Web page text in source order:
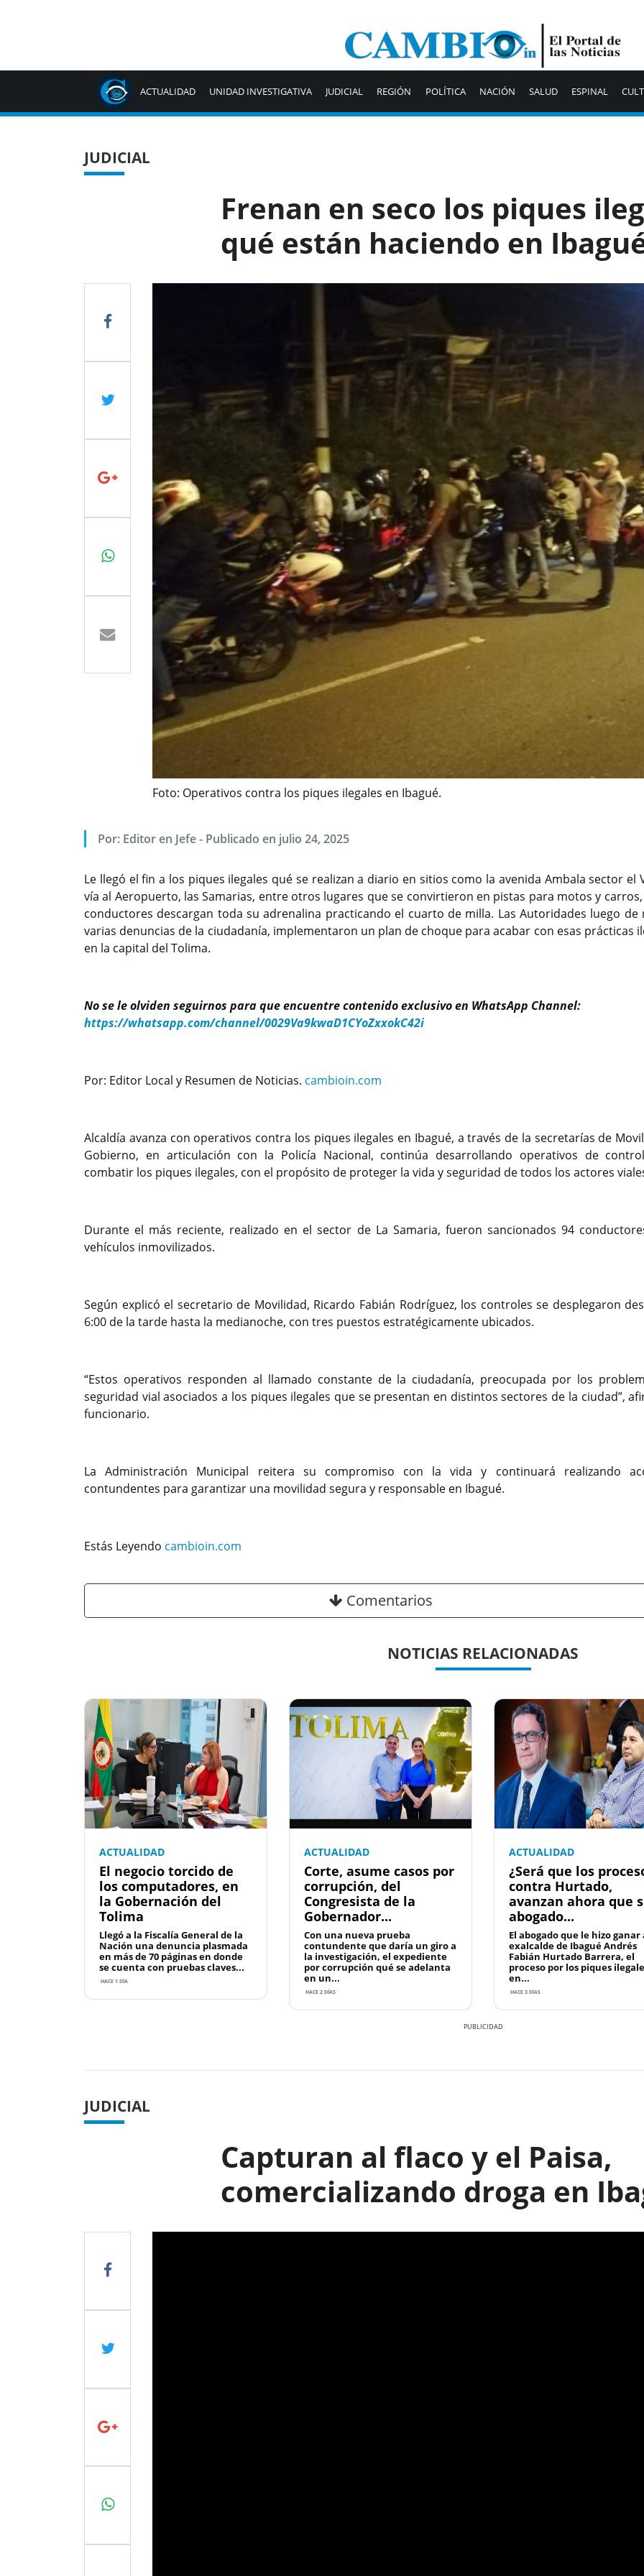
ACTUALIDAD UNIDAD INVESTIGATIVA JUDICIAL REGIÓN POLÍTICA NACIÓN SALUD ESPINAL
JUDICIAL
Frenan en seco los piques
qué están haciendo en
Foto: Operativos contra los piques ilegales en Ibagué.
Por: Editor en Jefe - Publicado en julio 24, 2025
Le llegó el fin a los piques ilegales qué se realizan a diario en sitios como la avenida Ambala sector el
vía al Aeropuerto, las Samarias, entre otros lugares que se convirtieron en pistas para motos y
conductores descargan toda su adrenalina practicando el cuarto de milla. Las Autoridades luego de
varias denuncias de la ciudadanía, implementaron un plan de choque para acabar con esas prácticas
en la capital del Tolima.
No se le olviden seguirnos para que encuentre contenido exclusivo en WhatsApp Channel:
https://whatsapp.com/channel/0029Va9kwaD1CYoZxxokC42i
Por: Editor Local y Resumen de Noticias. cambioin.com
Alcaldía avanza con operativos contra los piques ilegales en Ibagué, a través de la secretarías de
Gobierno, en articulación con la Policía Nacional, continúa desarrollando operativos de
combatir los piques ilegales, con el propósito de proteger la vida y seguridad de todos los actores
Durante el más reciente, realizado en el sector de La Samaria, fueron sancionados 94
vehículos inmovilizados.
Según explicó el secretario de Movilidad, Ricardo Fabián Rodríguez, los controles se desplegaron
6:00 de la tarde hasta la medianoche, con tres puestos estratégicamente ubicados.
“Estos operativos responden al llamado constante de la ciudadanía, preocupada por los
seguridad vial asociados a los piques ilegales que se presentan en distintos sectores de la ciudad”,
funcionario.
La Administración Municipal reitera su compromiso con la vida y continuará realizando
contundentes para garantizar una movilidad segura y responsable en Ibagué.
Estás Leyendo cambioin.com
Comentarios
NOTICIAS RELACIONADAS
ACTUALIDAD
El negocio torcido de
los computadores, en
la Gobernación del
Tolima
Llegó a la Fiscalía General de la
Nación una denuncia plasmada
en más de 70 páginas en donde
se cuenta con pruebas claves...
HACE 1 DÍA
ACTUALIDAD
Corte, asume casos por
corrupción, del
Congresista de la
Gobernador...
Con una nueva prueba
contundente que daría un giro a
la investigación, el expediente
por corrupción qué se adelanta
en un...
HACE 2 DÍAS
ACTUALIDAD
¿Será que los
contra Hurtado,
avanzan ahora que
abogado...
El abogado que le hizo ganar
exalcalde de Ibagué Andrés
Fabián Hurtado Barrera, el
proceso por los piques
en...
HACE 3 DÍAS
JUDICIAL
Capturan al flaco y el Paisa,
comercializando droga en